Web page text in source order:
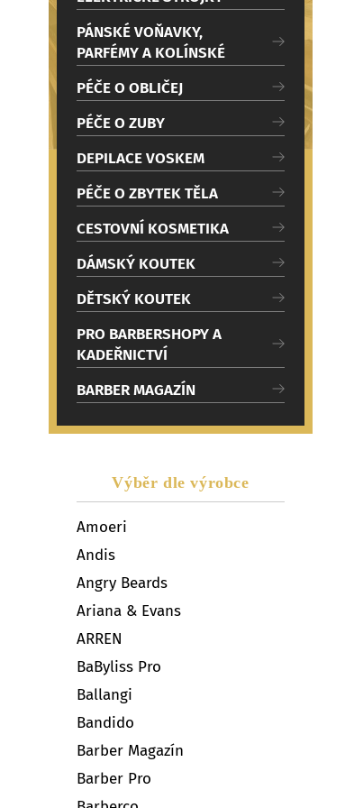
PÁNSKÉ VOŇAVKY,
PARFÉMY A KOLÍNSKÉ
PÉČE O OBLIČEJ
PÉČE O ZUBY
DEPILACE VOSKEM
PÉČE O ZBYTEK TĚLA
CESTOVNÍ KOSMETIKA
DÁMSKÝ KOUTEK
DĚTSKÝ KOUTEK
PRO BARBERSHOPY A
KADEŘNICTVÍ
BARBER MAGAZÍN
Výběr dle výrobce
Amoeri
Andis
Angry Beards
Ariana & Evans
ARREN
BaByliss Pro
Ballangi
Bandido
Barber Magazín
Barber Pro
Načítám